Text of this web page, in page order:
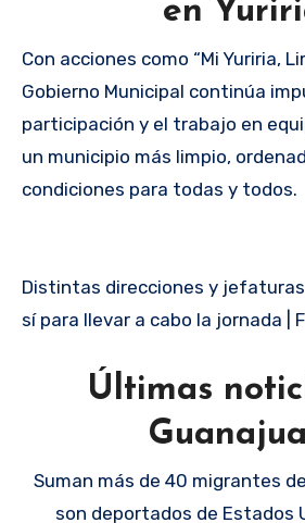
en
Con acciones como “Mi Yuriria,
Gobierno Municipal continúa
participación y el trabajo en
un municipio más limpio,
condiciones para todas y todos.
Distintas direcciones y
sí para llevar a cabo la jornada |
Últimas
Suman más de 40 migrantes
son deportados de Estados